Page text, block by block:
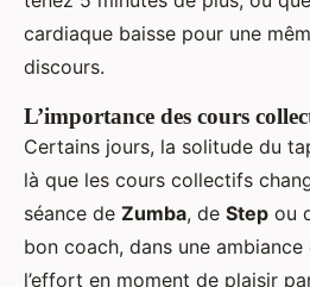
cardiaque baisse pour une
discours.
L’importance des cours
Certains jours, la solitude du
là que les cours collectifs
séance de Zumba, de Step ou
bon coach, dans une
l’effort en moment de plaisir